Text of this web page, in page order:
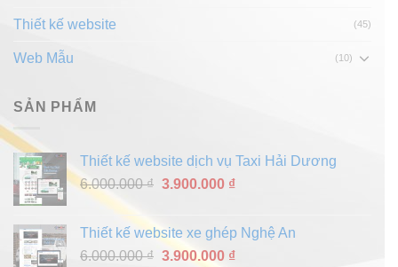
Thiết kế website (45)
Web Mẫu (10)
SẢN PHẨM
Thiết kế website dịch vụ Taxi Hải Dương
6.000.000₫ Giá
6.000.000 ₫.
3.900.000 ₫Giá
là:
3.900.000 ₫.
Thiết kế website xe ghép Nghệ An
6.000.000₫ Giá
3.900.000 ₫Giá